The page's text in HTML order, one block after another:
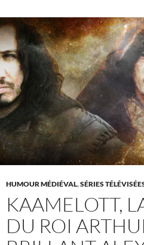
HUMOUR MÉDIÉVAL,SÉRIES
KAAMELOTT,
DU ROI